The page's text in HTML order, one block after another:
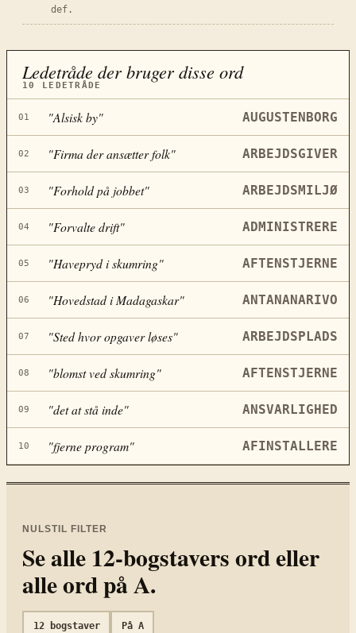
def.
Ledetråde der bruger disse ord
10 LEDETRÅDE
01 "Alsisk by" AUGUSTENBORG
02 "Firma der ansætter folk" ARBEJDSGIVER
03 "Forhold på jobbet" ARBEJDSMILJØ
04 "Forvalte drift" ADMINISTRERE
05 "Havepryd i skumring" AFTENSTJERNE
06 "Hovedstad i Madagaskar" ANTANANARIVO
07 "Sted hvor opgaver løses" ARBEJDSPLADS
08 "blomst ved skumring" AFTENSTJERNE
09 "det at stå inde" ANSVARLIGHED
10 "fjerne program" AFINSTALLERE
NULSTIL FILTER
Se alle 12-bogstavers ord eller
alle ord påA.
12bogstaver På A